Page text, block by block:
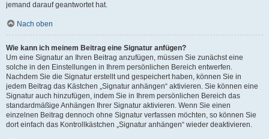
jemand darauf geantwortet hat.
Nach oben
Wie kann ich meinem Beitrag eine Signatur anfügen?
Um eine Signatur an Ihren Beitrag anzufügen, müssen Sie zunächst eine
solche in den Einstellungen in Ihrem persönlichen Bereich entwerfen.
Nachdem Sie die Signatur erstellt und gespeichert haben, können Sie in
jedem Beitrag das Kästchen „Signatur anhängen“ aktivieren. Sie können eine
Signatur auch hinzufügen, indem Sie in Ihrem persönlichen Bereich das
standardmäßige Anhängen Ihrer Signatur aktivieren. Wenn Sie einen
einzelnen Beitrag dennoch ohne Signatur verfassen möchten, so können Sie
dort einfach das Kontrollkästchen „Signatur anhängen“ wieder deaktivieren.